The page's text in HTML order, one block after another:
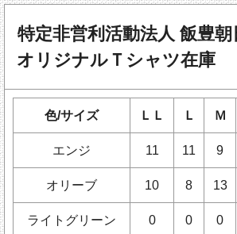
特定非営利活動法人 飯豊
オリジナルＴシャツ在庫
色/サイズ ＬＬ Ｌ Ｍ
エンジ 11 11 9
オリーブ 10 8 13
ライトグリーン 0 0 0